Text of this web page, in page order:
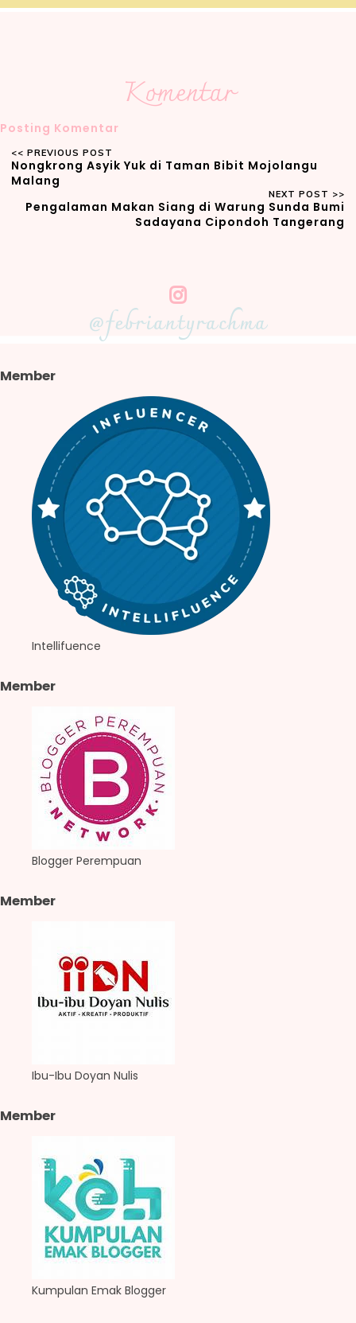
Komentar
Posting Komentar
Nongkrong Asyik Yuk di Taman Bibit Mojolangu
Malang
Pengalaman Makan Siang di Warung Sunda Bumi
Sadayana Cipondoh Tangerang
@febriantyrachma
Member
Intellifuence
Member
Blogger Perempuan
Member
Ibu-Ibu Doyan Nulis
Member
Kumpulan Emak Blogger